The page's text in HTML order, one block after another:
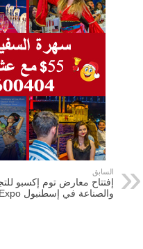
السابق
إفتتاح معارض توم إكسبو
والصناعة في إسطنبول Tum Expo